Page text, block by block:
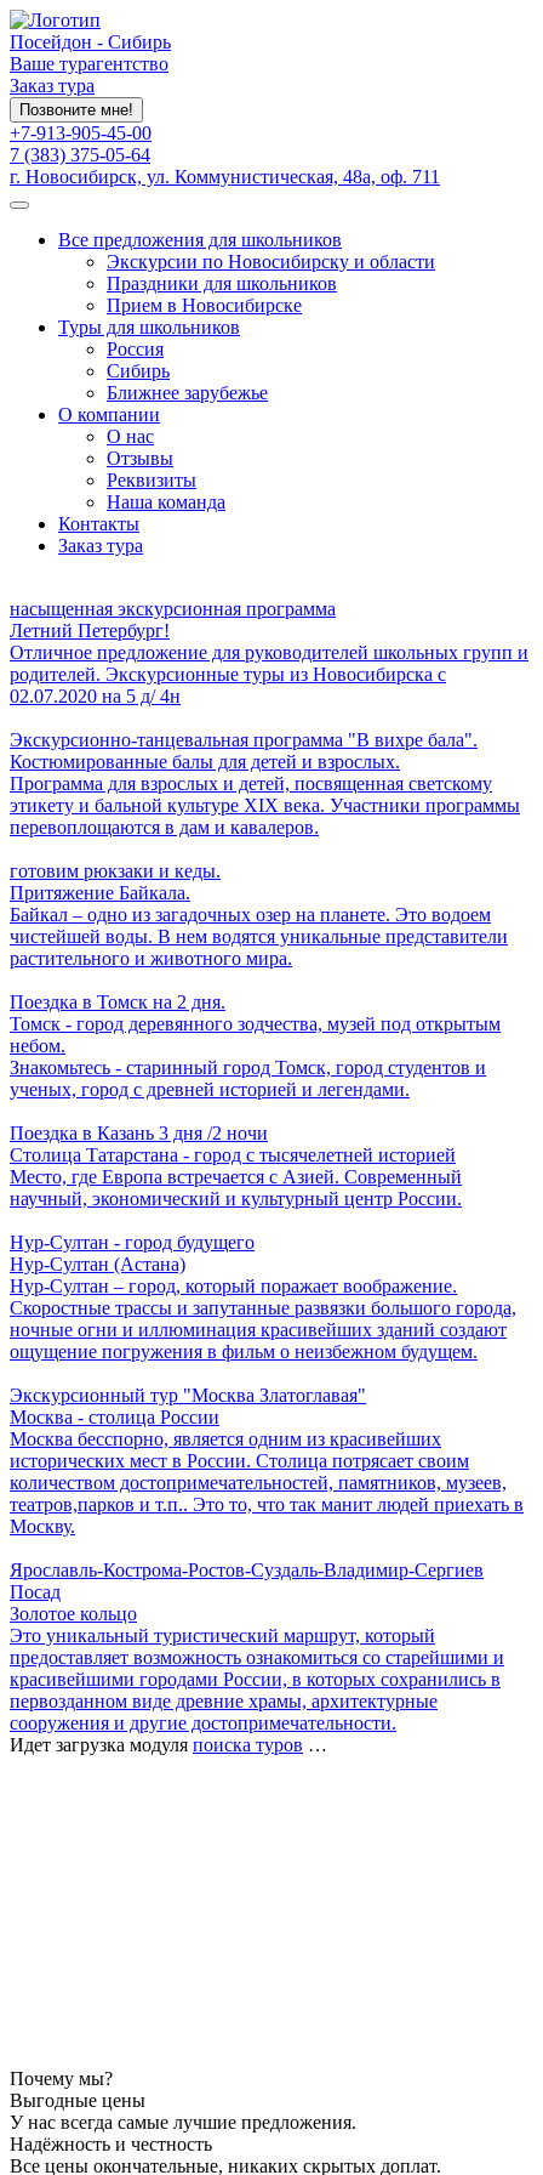
Посейдон - Сибирь
Ваше турагентство
Заказ тура
Позвоните мне!
+7-913-905-45-00
7 (383) 375-05-64
г. Новосибирск, ул. Коммунистическая, 48а, оф. 711
Все предложения для школьников
Экскурсии по Новосибирску и области
Праздники для школьников
Прием в Новосибирске
Туры для школьников
Россия
Сибирь
Ближнее зарубежье
О компании
О нас
Отзывы
Реквизиты
Наша команда
Контакты
Заказ тура
насыщенная экскурсионная программа
Летний Петербург!
Отличное предложение для руководителей школьных групп и
родителей. Экскурсионные туры из Новосибирска с
02.07.2020 на 5 д/ 4н
Экскурсионно-танцевальная программа "В вихре бала".
Костюмированные балы для детей и взрослых.
Программа для взрослых и детей, посвященная светскому
этикету и бальной культуре XIX века. Участники программы
перевоплощаются в дам и кавалеров.
готовим рюкзаки и кеды.
Притяжение Байкала.
Байкал – одно из загадочных озер на планете. Это водоем
чистейшей воды. В нем водятся уникальные представители
растительного и животного мира.
Поездка в Томск на 2 дня.
Томск - город деревянного зодчества, музей под открытым
небом.
Знакомьтесь - старинный город Томск, город студентов и
ученых, город с древней историей и легендами.
Поездка в Казань 3 дня /2 ночи
Столица Татарстана - город с тысячелетней историей
Место, где Европа встречается с Азией. Современный
научный, экономический и культурный центр России.
Нур-Султан - город будущего
Нур-Султан (Астана)
Нур-Султан – город, который поражает воображение.
Скоростные трассы и запутанные развязки большого города,
ночные огни и иллюминация красивейших зданий создают
ощущение погружения в фильм о неизбежном будущем.
Экскурсионный тур "Москва Златоглавая"
Москва - столица России
Москва бесспорно, является одним из красивейших
исторических мест в России. Столица потрясает своим
количеством достопримечательностей, памятников, музеев,
театров,парков и т.п.. Это то, что так манит людей приехать в
Москву.
Ярославль-Кострома-Ростов-Суздаль-Владимир-Сергиев
Посад
Золотое кольцо
Это уникальный туристический маршрут, который
предоставляет возможность ознакомиться со старейшими и
красивейшими городами России, в которых сохранились в
первозданном виде древние храмы, архитектурные
сооружения и другие достопримечательности.
Идет загрузка модуля поиска туров …
Почему мы?
Выгодные цены
У нас всегда самые лучшие предложения.
Надёжность и честность
Все цены окончательные, никаких скрытых доплат.